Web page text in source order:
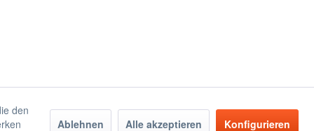
den
Ablehnen Alle akzeptieren Konfigurieren